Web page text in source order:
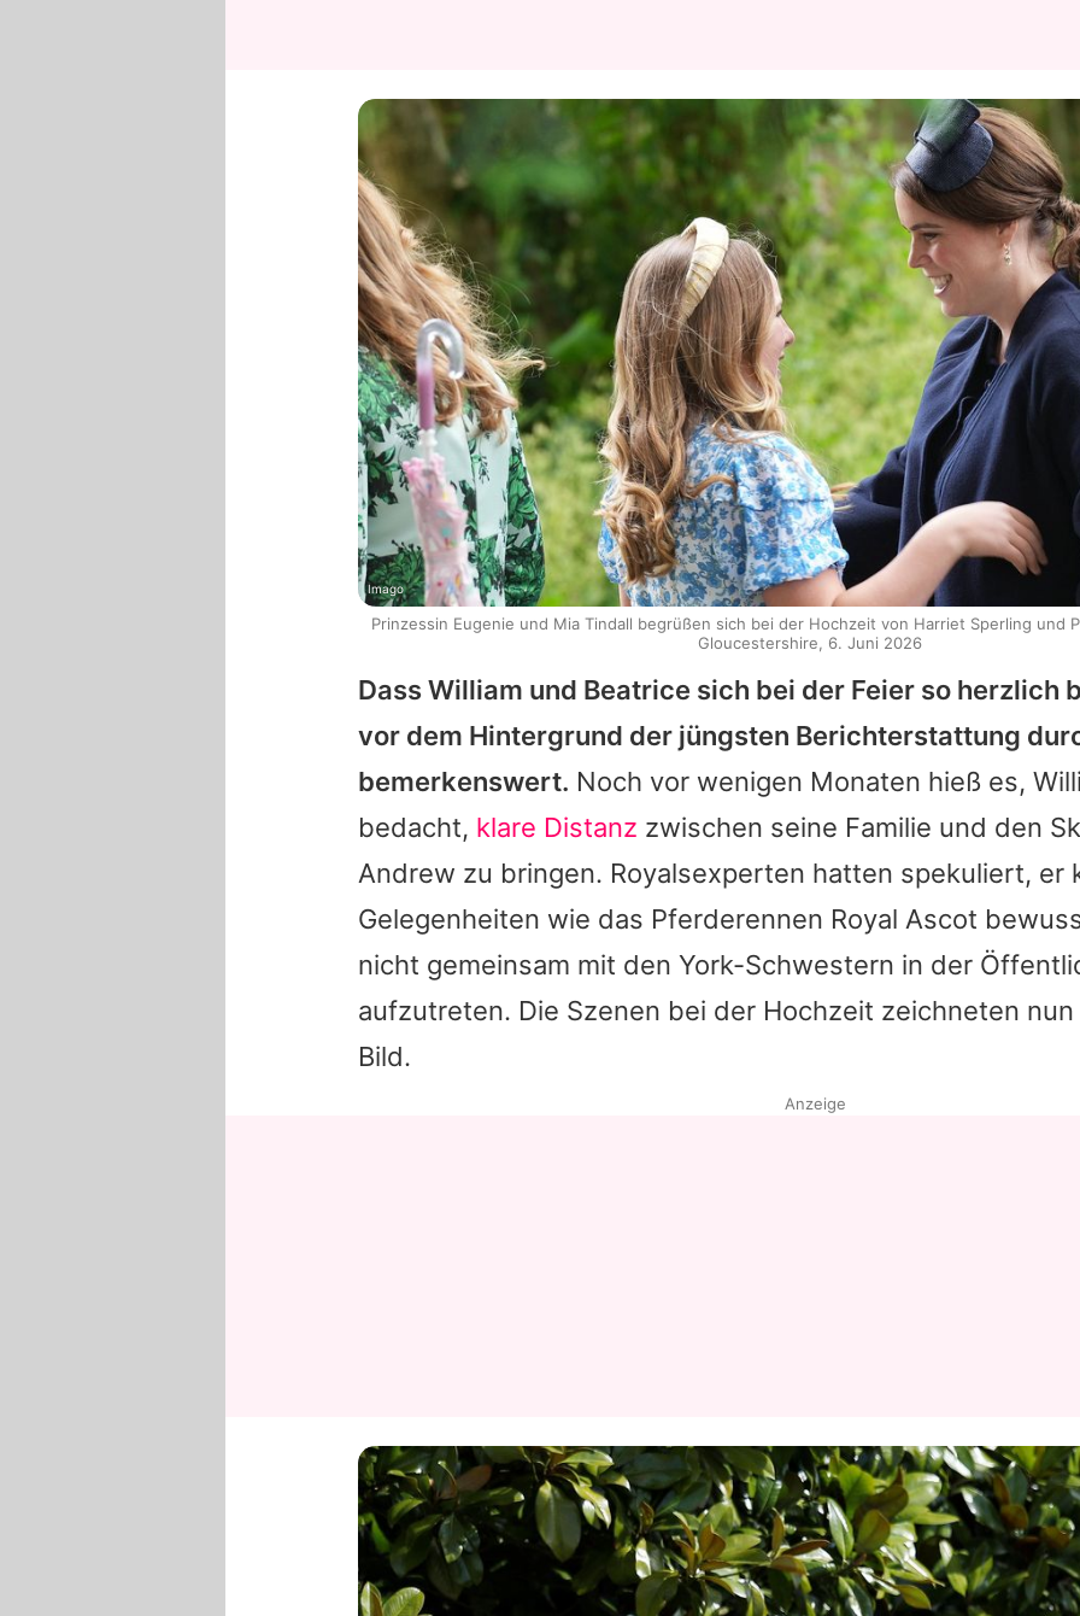
Dass William und Beatrice sich bei der Feier so herzlich
vor dem Hintergrund der jüngsten Berichterstattung
bemerkenswert. Noch vor wenigen Monaten hieß es,
bedacht, klare Distanz zwischen seine Familie und den
Andrew zu bringen. Royalsexperten hatten spekuliert, er
Gelegenheiten wie das Pferderennen Royal Ascot
nicht gemeinsam mit den York-Schwestern in der
aufzutreten. Die Szenen bei der Hochzeit zeichneten
Bild.
Imago
Prinzessin Eugenie und Mia Tindall begrüßen sich bei der Hochzeit von Harriet Sperling und
Gloucestershire, 6. Juni 2026
Anzeige